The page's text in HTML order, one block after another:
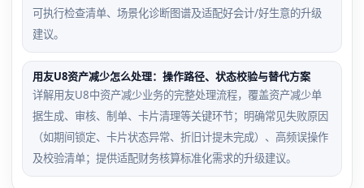
可执行检查清单、场景化诊断图谱及适配好会计/好生意的升级
建议。
用友U8资产减少怎么处理：操作路径、状态校验与替代方案
详解用友U8中资产减少业务的完整处理流程，覆盖资产减少单
据生成、审核、制单、卡片清理等关键环节；明确常见失败原因
（如期间锁定、卡片状态异常、折旧计提未完成）、高频误操作
及校验清单；提供适配财务核算标准化需求的升级建议。